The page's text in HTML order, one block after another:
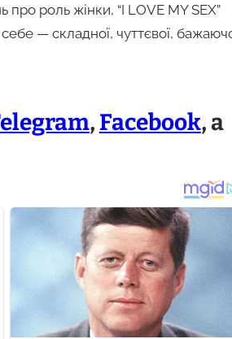
про роль жінки, “I LOVE MY SEX”
— складної, чуттєвої,
, Facebook, а